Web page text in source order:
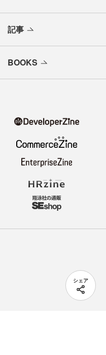
シェア
記事
BOOKS